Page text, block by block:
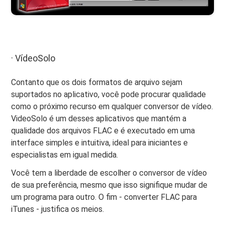
· VídeoSolo
Contanto que os dois formatos de arquivo sejam
suportados no aplicativo, você pode procurar qualidade
como o próximo recurso em qualquer conversor de vídeo.
VideoSolo é um desses aplicativos que mantém a
qualidade dos arquivos FLAC e é executado em uma
interface simples e intuitiva, ideal para iniciantes e
especialistas em igual medida.
Você tem a liberdade de escolher o conversor de vídeo
de sua preferência, mesmo que isso signifique mudar de
um programa para outro. O fim - converter FLAC para
iTunes - justifica os meios.